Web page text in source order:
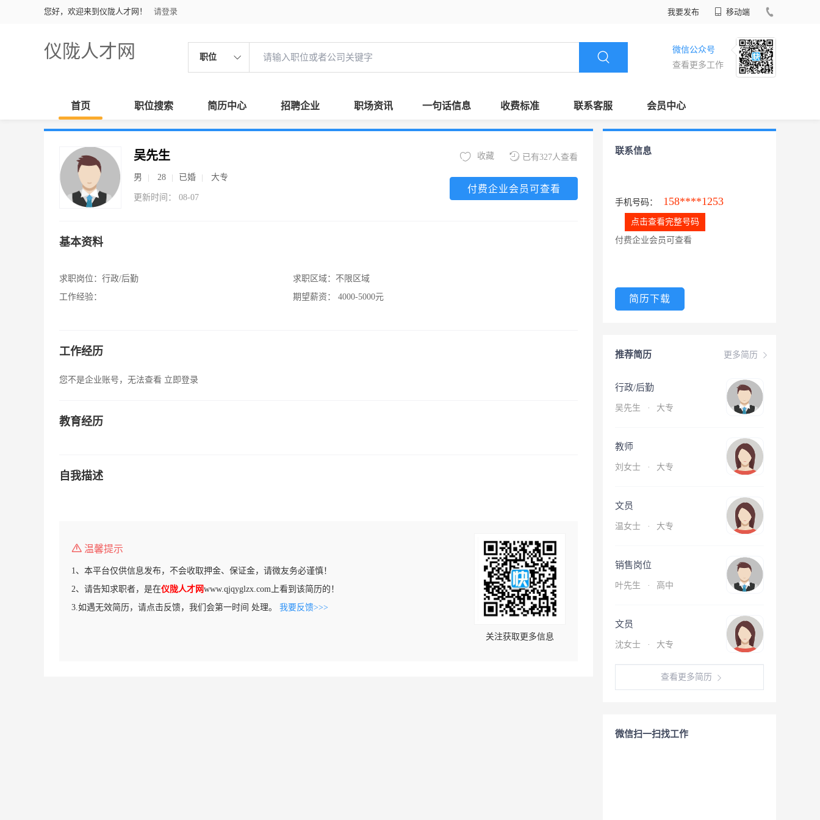
您好，欢迎来到仪陇人才网！ 请登录 我要发布 移动端
仪陇人才网 职位
微信公众号
查看更多工作
首页 职位搜索 简历中心 招聘企业 职场资讯 一句话信息 收费标准 联系客服 会员中心
吴先生
男 28 已婚 大专
更新时间： 08-07
已有327人查看
收藏
付费企业会员可查看
基本资料
求职岗位： 行政/后勤
工作经验：
求职区域： 不限区域
期望薪资：
4000-5000元
工作经历
您不是企业账号，无法查看 立即登录
教育经历
自我描述
温馨提示
1、本平台仅供信息发布，不会收取押金、保证金，请微友务必谨慎！
2、请告知求职者，是在仪陇人才网www.qjqyglzx.com上看到该简历的！
3.如遇无效简历，请点击反馈，我们会第一时间 处理。 我要反馈>>>
关注获取更多信息
联系信息
手机号码： 158****1253
点击查看完整号码
付费企业会员可查看
简历下载
更多简历
推荐简历
行政/后勤
吴先生 · 大专
教师
刘女士 · 大专
文员
温女士 · 大专
销售岗位
叶先生 · 高中
文员
沈女士 · 大专
查看更多简历
微信扫一扫找工作